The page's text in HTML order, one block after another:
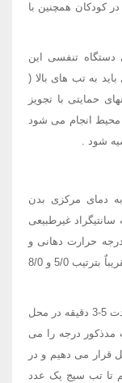
کودکان همچنین با
تنفسی این
در بچه های 2 ماه تا 5 سال باید به تب های بالا (
حمایتی با تجویز
انجام می شود
شود .
دمای مرکزی بدن
حرارت دکتال بالای 38 درجه سانتیگراد غیرطبیعی
حرارت دهانی و
زیربغل پایین تر از درجه حرارت رکتال میباشد ( تقریباٌ بترتیب 5/0 و 8/0
نحوه اندازه گرفتن درجه حرارت : تب سنج را بمدت 5-3 دقیقه در محل
مدذکور درجه را می
قرار می دهیم و در
تا تب سیج یک عدد